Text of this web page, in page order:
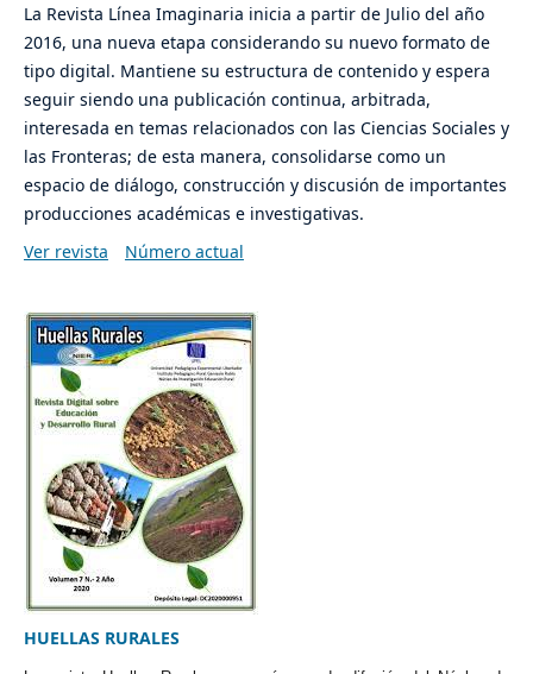
La Revista Línea Imaginaria inicia a partir de Julio del año
2016, una nueva etapa considerando su nuevo formato de
tipo digital. Mantiene su estructura de contenido y espera
seguir siendo una publicación continua, arbitrada,
interesada en temas relacionados con las Ciencias Sociales y
las Fronteras; de esta manera, consolidarse como un
espacio de diálogo, construcción y discusión de importantes
producciones académicas e investigativas.
Ver revista
Número actual
HUELLAS RURALES